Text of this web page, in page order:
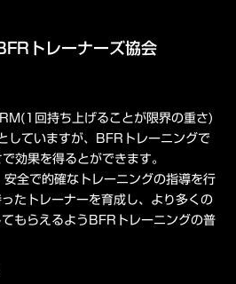
トレーナーズ協会
回持ち上げることが限界の重さ)
ていますが、BFRトレーニングで
果を得るとができます。
全で的確なトレーニングの指導を行
たトレーナーを育成し、より多くの
もらえるようBFRトレーニングの普